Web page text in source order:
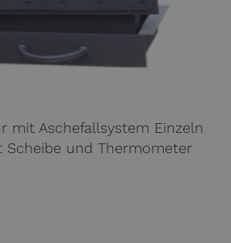
mit Aschefallsystem Einzeln
Scheibe und Thermometer